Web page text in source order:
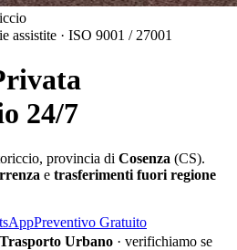
assistite · ISO 9001 / 27001
24/7
, provincia di Cosenza (CS).
e trasferimenti fuori regione
Preventivo Gratuito
Trasporto Urbano · verifichiamo se